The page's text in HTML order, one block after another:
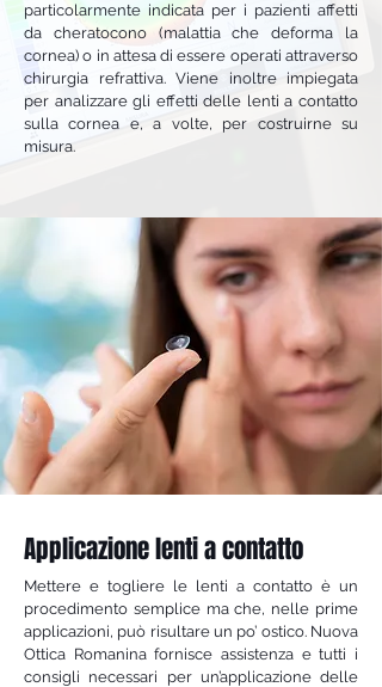
particolarmente indicata per i pazienti affetti
da cheratocono (malattia che deforma la
cornea) o in attesa di essere operati attraverso
chirurgia refrattiva. Viene inoltre impiegata
per analizzare gli effetti delle lenti a contatto
sulla cornea e, a volte, per costruirne su
misura.
Applicazione lenti a contatto
Mettere e togliere le lenti a contatto è un
procedimento semplice ma che, nelle prime
applicazioni, può risultare un po’ ostico. Nuova
Ottica Romanina fornisce assistenza e tutti i
consigli necessari per un’applicazione delle